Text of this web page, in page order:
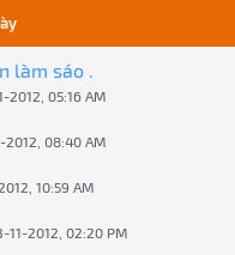
làm sáo .
2012, 05:16 AM
2012, 08:40 AM
10:59 AM
11-2012, 02:20 PM